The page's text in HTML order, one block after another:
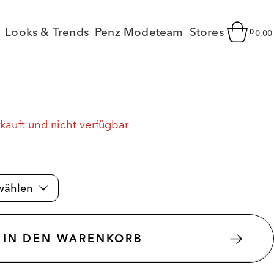
Looks & Trends Penz Modeteam Stores 0
und nicht verfügbar
IN DEN WARENKORB